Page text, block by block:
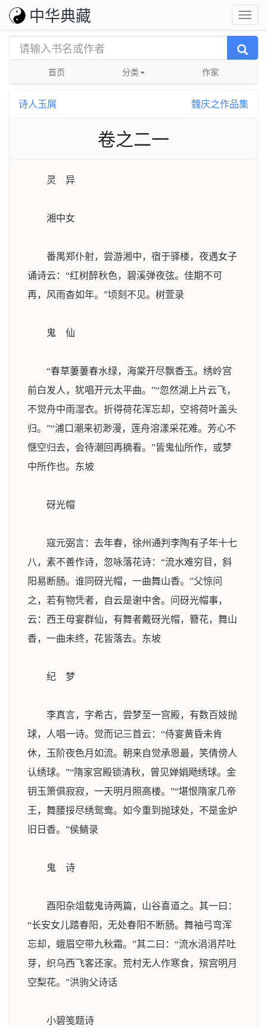
中华典藏
首页 分类 作家
诗人玉屑 魏庆之作品集
卷之二一
灵 异
湘中女
番禺郑仆射，尝游湘中，宿于驿楼，夜遇女子
诵诗云：“红树醉秋色，碧溪弹夜弦。佳期不可
再，风雨杳如年。”顷刻不见。 树萱录
鬼 仙
“春草萋萋春水绿，海棠开尽飘香玉。绣岭宫
前白发人，犹唱开元太平曲。”“忽然湖上片云飞，
不觉舟中雨湿衣。折得荷花浑忘却，空将荷叶盖头
归。”“浦口潮来初渺漫，莲舟溶漾采花难。芳心不
惬空归去，会待潮回再摘看。”皆鬼仙所作，或梦
中所作也。 东坡
砑光帽
寇元弼言：去年春，徐州通判李陶有子年十七
八，素不善作诗，忽咏落花诗：“流水难穷目，斜
阳易断肠。谁同砑光帽，一曲舞山香。”父惊问
之，若有物凭者，自云是谢中舍。问砑光帽事，
云：西王母宴群仙，有舞者戴砑光帽，簪花，舞山
香，一曲未终，花皆落去。 东坡
纪 梦
李真言，字希古，尝梦至一宫殿，有数百妓抛
球，人唱一诗。觉而记三首云：“侍宴黄昏未肯
休，玉阶夜色月如流。朝来自觉承恩最，笑倩傍人
认绣球。”“隋家宫殿锁清秋，曾见婵娟飏绣球。金
钥玉箫俱寂寂，一天明月照高楼。”“堪恨隋家几帝
王，舞腰挼尽绣鸳鸯。如今重到抛球处，不是金炉
旧日香。”侯鲭录
鬼 诗
酉阳杂俎载鬼诗两篇，山谷喜道之。其一曰：
“长安女儿踏春阳，无处春阳不断肠。舞袖弓弯浑
忘却，蛾眉空带九秋霜。”其二曰：“流水涓涓芹吐
芽，织乌西飞客还家。荒村无人作寒食，殡宫明月
空梨花。”洪驹父诗话
小碧笺题诗